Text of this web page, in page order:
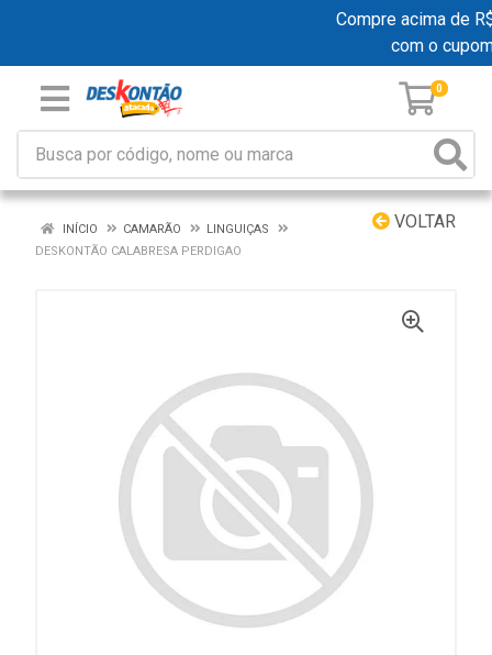
Compre acima de
com o
0
VOLTAR
INÍCIO CAMARÃO
LINGUIÇAS
DESKONTÃO CALABRESA PERDIGAO